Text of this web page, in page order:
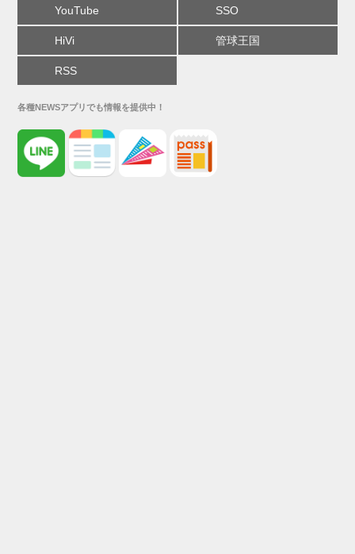
YouTube SSO
HiVi 管球王国
RSS
各種NEWSアプリでも情報を提供中！